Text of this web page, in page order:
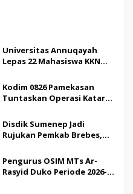
Universitas Annuqayah
Lepas 22 Mahasiswa KKN
Saudi
Kodim 0826 Pamekasan
Tuntaskan Operasi Katarak
Tindakan Medis
Disdik Sumenep Jadi
Rujukan Pemkab Brebes,
Pendidikan Berbasis
Budaya
Pengurus OSIM MTs Ar-
Rasyid Duko Periode 2026-